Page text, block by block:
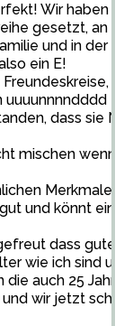
Wir haben
gesetzt, an
und in der
ein E!
dass sie
mischen wenn
Merkmalen
und könnt
dass gute
wie ich sind
die auch 25
wir jetzt